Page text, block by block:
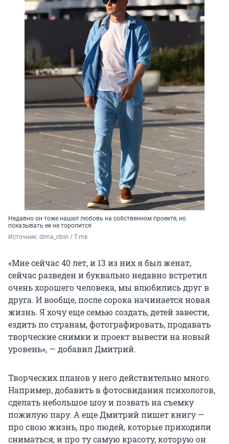
Недавно он тоже нашел любовь на собственном проекте, но
показывать ее не торопится
Источник: dima_ribin / T.me
«Мне сейчас 40 лет, и 13 из них я был женат,
сейчас разведен и буквально недавно встретил
очень хорошего человека, мы влюбились друг в
друга. И вообще, после сорока начинается новая
жизнь. Я хочу еще семью создать, детей завести,
ездить по странам, фотографировать, продавать
творческие снимки и проект вывести на новый
уровень», — добавил Дмитрий.
Творческих планов у него действительно много.
Например, добавить в фотосвидания психологов,
сделать небольшое шоу и позвать на съемку
пожилую пару. А еще Дмитрий пишет книгу —
про свою жизнь, про людей, которые приходили
сниматься, и про ту самую красоту, которую он